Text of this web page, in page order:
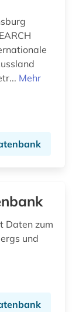
Mehr
Daten zum
und